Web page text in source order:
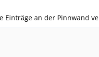
Einträge an der Pinnwand